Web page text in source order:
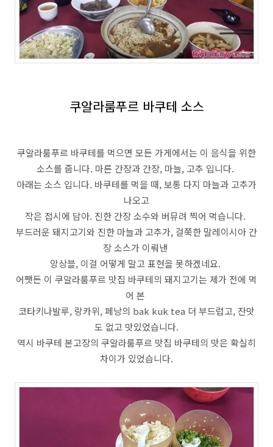
쿠알라룸푸르 바쿠테 소스
쿠알라룸푸르 바쿠테를 먹으면 모든 가게에서는 이 음식을 위한
소스를 줍니다. 마른 간장과 간장, 마늘, 고추 입니다.
아래는 소스 입니다. 바쿠테를 먹을 때, 보통 다지 마늘과 고추가
나오고
작은 접시에 담아. 진한 간장 소수와 버뮤려 찍어 먹습니다.
부드러운 돼지고기와 진한 마늘과 고추가, 걸쭉한 말레이시아 간
장 소스가 이뤄낸
앙상블, 이걸 어떻게 말고 표현을 못하겠네요.
어쨋든 이 쿠알라룸푸르 맛집 바쿠테의 돼지고기는 제가 전에 먹
어 본
코타키나발루, 랑카위, 페낭의 bak kuk tea 더 부드럽고, 잔맛
도 없고 맛있었습니다.
역시 바쿠테 본고장의 쿠알라룸푸르 맛집 바쿠테의 맛은 확실히
차이가 있었습니다.